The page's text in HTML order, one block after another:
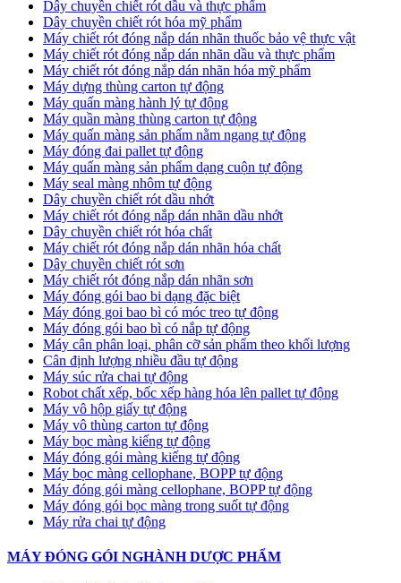
Dây chuyền chiết rót dầu và thực phẩm
Dây chuyền chiết rót hóa mỹ phẩm
Máy chiết rót đóng nắp dán nhãn thuốc bảo vệ thực vật
Máy chiết rót đóng nắp dán nhãn dầu và thực phẩm
Máy chiết rót đóng nắp dán nhãn hóa mỹ phẩm
Máy dựng thùng carton tự động
Máy quấn màng hành lý tự động
Máy quần màng thùng carton tự động
Máy quấn màng sản phẩm nằm ngang tự động
Máy đóng đai pallet tự động
Máy quấn màng sản phẩm dạng cuộn tự động
Máy seal màng nhôm tự động
Dây chuyền chiết rót dầu nhớt
Máy chiết rót đóng nắp dán nhãn dầu nhớt
Dây chuyền chiết rót hóa chất
Máy chiết rót đóng nắp dán nhãn hóa chất
Dây chuyền chiết rót sơn
Máy chiết rót đóng nắp dán nhãn sơn
Máy đóng gói bao bi dạng đặc biệt
Máy đóng goi bao bì có móc treo tự động
Máy đóng gói bao bì có nắp tự động
Máy cân phân loại, phân cỡ sản phẩm theo khối lượng
Cân định lượng nhiều đầu tự động
Máy súc rửa chai tự động
Robot chất xếp, bốc xếp hàng hóa lên pallet tự động
Máy vô hộp giấy tự động
Máy vô thùng carton tự động
Máy bọc màng kiếng tự động
Máy đóng gói màng kiếng tự động
Máy bọc màng cellophane, BOPP tự động
Máy đóng gói màng cellophane, BOPP tự động
Máy đóng gói bọc màng trong suốt tự động
Máy rửa chai tự động
MÁY ĐÓNG GÓI NGHÀNH DƯỢC PHẨM